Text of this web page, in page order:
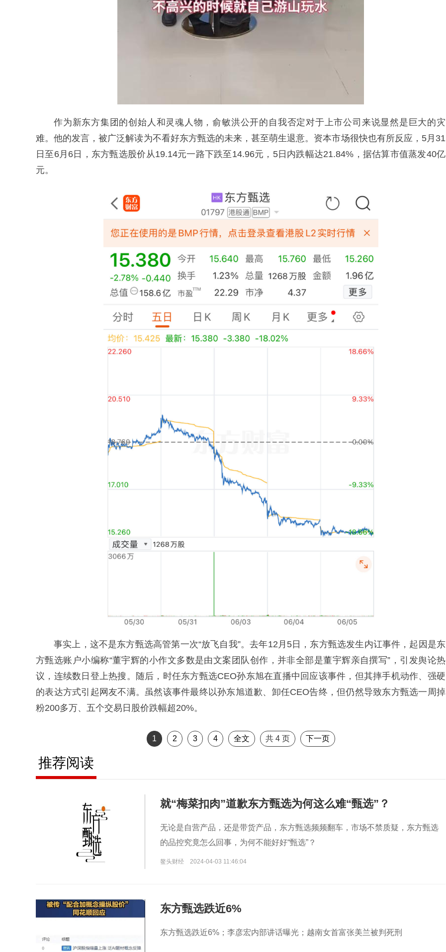
作为新东方集团的创始人和灵魂人物，俞敏洪公开的自我否定对于上市公司来说显然是巨大的灾
难。他的发言，被广泛解读为不看好东方甄选的未来，甚至萌生退意。资本市场很快也有所反应，5月31
日至6月6日，东方甄选股价从19.14元一路下跌至14.96元，5日内跌幅达21.84%，据估算市值蒸发40亿
元。
事实上，这不是东方甄选高管第一次“放飞自我”。去年12月5日，东方甄选发生内讧事件，起因是东
方甄选账户小编称“董宇辉的小作文多数是由文案团队创作，并非全部是董宇辉亲自撰写”，引发舆论热
议，连续数日登上热搜。随后，时任东方甄选CEO孙东旭在直播中回应该事件，但其摔手机动作、强硬
的表达方式引起网友不满。虽然该事件最终以孙东旭道歉、卸任CEO告终，但仍然导致东方甄选一周掉
粉200多万、五个交易日股价跌幅超20%。
1 2 3 4 全文 共4 页 下一页
推荐阅读
就“梅菜扣肉”道歉东方甄选为何这么难“甄选”？
无论是自营产品，还是带货产品，东方甄选频频翻车，市场不禁质疑，东方甄选
的品控究竟怎么回事，为何不能好好“甄选”？
鳌头财经 2024-04-03 11:46:04
东方甄选跌近6%
东方甄选跌近6%；李彦宏内部讲话曝光；越南女首富张美兰被判死刑